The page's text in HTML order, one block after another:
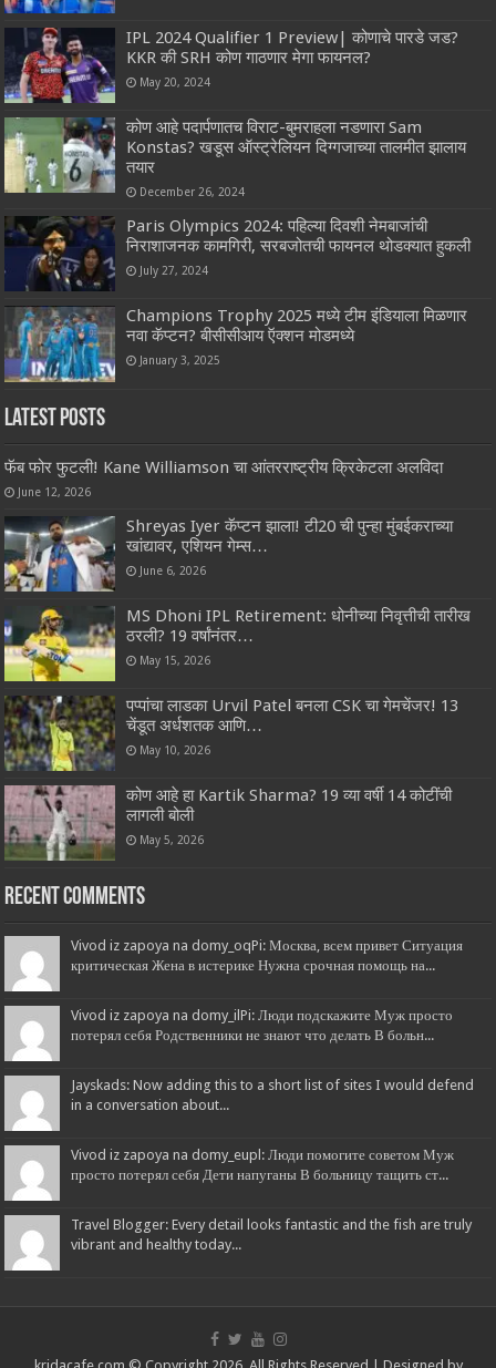
IPL 2024 Qualifier 1 Preview| कोणाचे पारडे जड?
KKR की SRH कोण गाठणार मेगा फायनल?
May 20, 2024
कोण आहे पदार्पणातच विराट-बुमराहला नडणारा Sam
Konstas? खडूस ऑस्ट्रेलियन दिग्गजाच्या तालमीत झालाय
तयार
December 26, 2024
Paris Olympics 2024: पहिल्या दिवशी नेमबाजांची
निराशाजनक कामगिरी, सरबजोतची फायनल थोडक्यात हुकली
July 27, 2024
Champions Trophy 2025 मध्ये टीम इंडियाला मिळणार
नवा कॅप्टन? बीसीसीआय ऍक्शन मोडमध्ये
January 3, 2025
Latest Posts
फॅब फोर फुटली! Kane Williamson चा आंतरराष्ट्रीय क्रिकेटला अलविदा
June 12, 2026
Shreyas Iyer कॅप्टन झाला! टी20 ची पुन्हा मुंबईकराच्या
खांद्यावर, एशियन गेम्स…
June 6, 2026
MS Dhoni IPL Retirement: धोनीच्या निवृत्तीची तारीख
ठरली? 19 वर्षांनंतर…
May 15, 2026
पप्पांचा लाडका Urvil Patel बनला CSK चा गेमचेंजर! 13
चेंडूत अर्धशतक आणि…
May 10, 2026
कोण आहे हा Kartik Sharma? 19 व्या वर्षी 14 कोटींची
लागली बोली
May 5, 2026
Recent Comments
Vivod iz zapoya na domy_oqPi: Москва, всем привет Ситуация
критическая Жена в истерике Нужна срочная помощь на...
Vivod iz zapoya na domy_ilPi: Люди подскажите Муж просто
потерял себя Родственники не знают что делать В больн...
Jayskads: Now adding this to a short list of sites I would defend
in a conversation about...
Vivod iz zapoya na domy_eupl: Люди помогите советом Муж
просто потерял себя Дети напуганы В больницу тащить ст...
Travel Blogger: Every detail looks fantastic and the fish are truly
vibrant and healthy today...